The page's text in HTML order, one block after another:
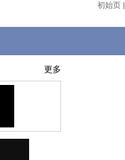
初始页 |
更多